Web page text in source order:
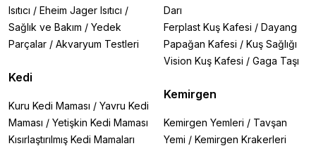
Isıtıcı / Eheim Jager Isıtıcı /
Sağlık ve Bakım / Yedek
Parçalar / Akvaryum Testleri
Kedi
Kuru Kedi Maması / Yavru Kedi
Maması / Yetişkin Kedi Maması
Kısırlaştırılmış Kedi Mamaları
Darı
Ferplast Kuş Kafesi / Dayang
Papağan Kafesi / Kuş Sağlığı
Vision Kuş Kafesi / Gaga Taşı
Kemirgen
Kemirgen Yemleri / Tavşan
Yemi / Kemirgen Krakerleri